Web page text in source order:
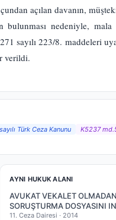
açılan davanın,
bulunması nedeniyle, mala
sayılı 223/8. maddeleri
verildi.
Türk Ceza Kanunu K5237
AYNI HUKUK ALANI
AVUKAT VEKALET
SORUŞTURMA DOSYASINI
11. Ceza Dairesi · 2014